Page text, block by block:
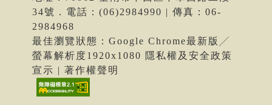
34號．電話：(06)2984990 | 傳真：06-
2984968
最佳瀏覽狀態：Google Chrome最新版╱
螢幕解析度1920x1080 隱私權及安全政策
宣示 | 著作權聲明